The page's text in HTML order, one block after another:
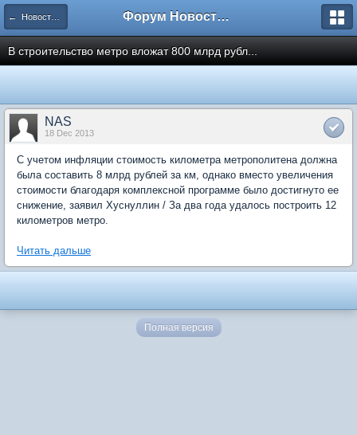
← Новости рынка недвижимости Форум Новостройки
В строительство метро вложат 800 млрд рубл...
NAS
18 Dec 2013
С учетом инфляции стоимость километра метрополитена должна
была составить 8 млрд рублей за км, однако вместо увеличения
стоимости благодаря комплексной программе было достигнуто ее
снижение, заявил Хуснуллин / За два года удалось построить 12
километров метро.
Читать дальше
Полная версия